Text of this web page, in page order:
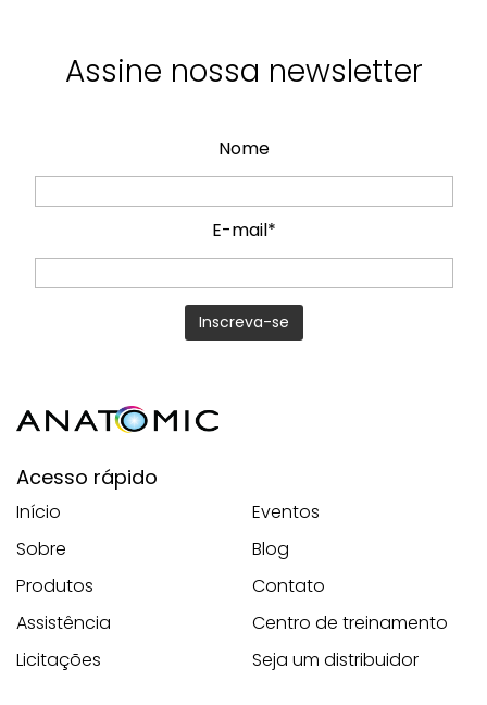
Assine nossa newsletter
Nome
E-mail*
Acesso rápido
Início
Sobre
Produtos
Assistência
Licitações
Eventos
Blog
Contato
Centro de treinamento
Seja um distribuidor